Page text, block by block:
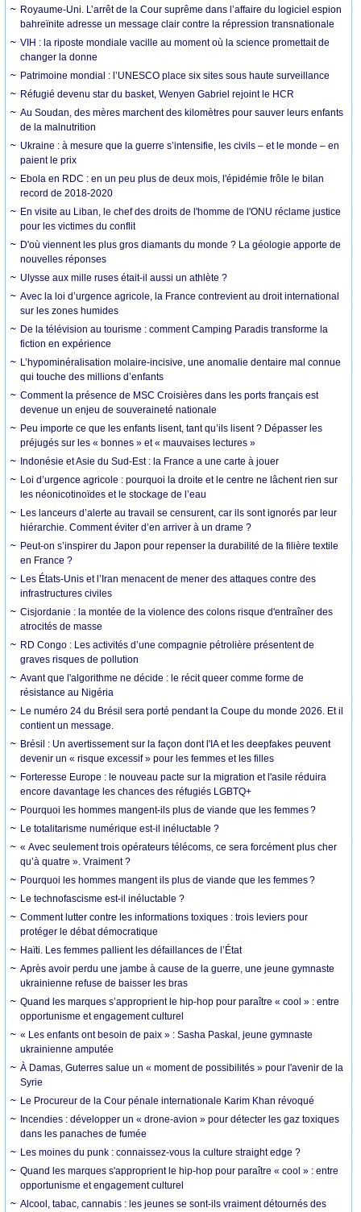
Royaume-Uni. L’arrêt de la Cour suprême dans l’affaire du logiciel espion
bahreïnite adresse un message clair contre la répression transnationale
VIH : la riposte mondiale vacille au moment où la science promettait de
changer la donne
Patrimoine mondial : l’UNESCO place six sites sous haute surveillance
Réfugié devenu star du basket, Wenyen Gabriel rejoint le HCR
Au Soudan, des mères marchent des kilomètres pour sauver leurs enfants
de la malnutrition
Ukraine : à mesure que la guerre s’intensifie, les civils – et le monde – en
paient le prix
Ebola en RDC : en un peu plus de deux mois, l'épidémie frôle le bilan
record de 2018-2020
En visite au Liban, le chef des droits de l'homme de l'ONU réclame justice
pour les victimes du conflit
D'où viennent les plus gros diamants du monde ? La géologie apporte de
nouvelles réponses
Ulysse aux mille ruses était-il aussi un athlète ?
Avec la loi d’urgence agricole, la France contrevient au droit international
sur les zones humides
De la télévision au tourisme : comment Camping Paradis transforme la
fiction en expérience
L’hypominéralisation molaire-incisive, une anomalie dentaire mal connue
qui touche des millions d’enfants
Comment la présence de MSC Croisières dans les ports français est
devenue un enjeu de souveraineté nationale
Peu importe ce que les enfants lisent, tant qu’ils lisent ? Dépasser les
préjugés sur les « bonnes » et « mauvaises lectures »
Indonésie et Asie du Sud-Est : la France a une carte à jouer
Loi d’urgence agricole : pourquoi la droite et le centre ne lâchent rien sur
les néonicotinoïdes et le stockage de l’eau
Les lanceurs d’alerte au travail se censurent, car ils sont ignorés par leur
hiérarchie. Comment éviter d’en arriver à un drame ?
Peut-on s’inspirer du Japon pour repenser la durabilité de la filière textile
en France ?
Les États-Unis et l’Iran menacent de mener des attaques contre des
infrastructures civiles
Cisjordanie : la montée de la violence des colons risque d'entraîner des
atrocités de masse
RD Congo : Les activités d’une compagnie pétrolière présentent de
graves risques de pollution
Avant que l'algorithme ne décide : le récit queer comme forme de
résistance au Nigéria
Le numéro 24 du Brésil sera porté pendant la Coupe du monde 2026. Et il
contient un message.
Brésil : Un avertissement sur la façon dont l'IA et les deepfakes peuvent
devenir un « risque excessif » pour les femmes et les filles
Forteresse Europe : le nouveau pacte sur la migration et l'asile réduira
encore davantage les chances des réfugiés LGBTQ+
Pourquoi les hommes mangent-ils plus de viande que les femmes ?
Le totalitarisme numérique est-il inéluctable ?
« Avec seulement trois opérateurs télécoms, ce sera forcément plus cher
qu’à quatre ». Vraiment ?
Pourquoi les hommes mangent ils plus de viande que les femmes ?
Le technofascisme est-il inéluctable ?
Comment lutter contre les informations toxiques : trois leviers pour
protéger le débat démocratique
Haïti. Les femmes pallient les défaillances de l’État
Après avoir perdu une jambe à cause de la guerre, une jeune gymnaste
ukrainienne refuse de baisser les bras
Quand les marques s’approprient le hip-hop pour paraître « cool » : entre
opportunisme et engagement culturel
« Les enfants ont besoin de paix » : Sasha Paskal, jeune gymnaste
ukrainienne amputée
À Damas, Guterres salue un « moment de possibilités » pour l'avenir de la
Syrie
Le Procureur de la Cour pénale internationale Karim Khan révoqué
Incendies : développer un « drone-avion » pour détecter les gaz toxiques
dans les panaches de fumée
Les moines du punk : connaissez-vous la culture straight edge ?
Quand les marques s'approprient le hip-hop pour paraître « cool » : entre
opportunisme et engagement culturel
Alcool, tabac, cannabis : les jeunes se sont-ils vraiment détournés des